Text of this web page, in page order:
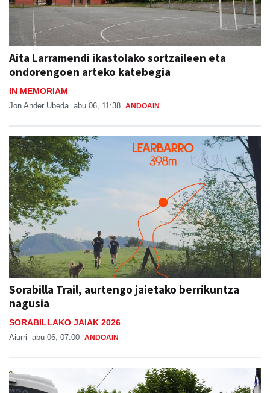
Aita Larramendi ikastolako sortzaileen eta
ondorengoen arteko katebegia
IN MEMORIAM
Jon Ander Ubeda abu 06, 11:38 ANDOAIN
Sorabilla Trail, aurtengo jaietako berrikuntza
nagusia
SORABILLAKO JAIAK 2026
Aiurri abu 06, 07:00 ANDOAIN